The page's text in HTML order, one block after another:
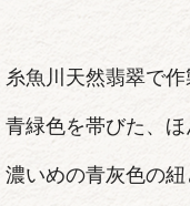
糸魚川天然翡翠で
青緑色を帯びた、
濃いめの青灰色の